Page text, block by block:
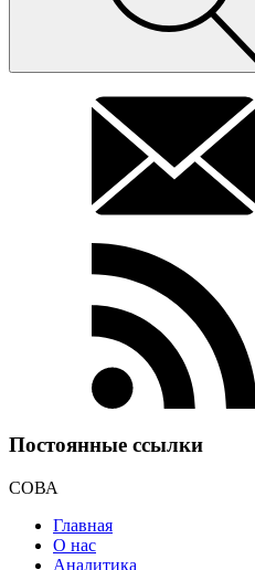
Постоянные ссылки
СОВА
Главная
О нас
Аналитика